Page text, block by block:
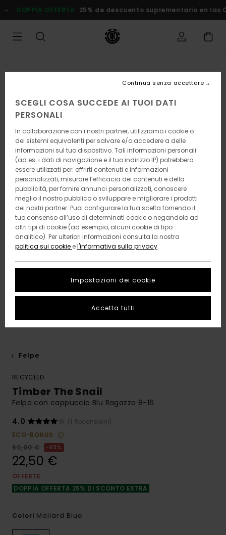
alle
informazioni
prodotto
DOPPIA OFFERTA 25% de descuento suplementario en las
Felpe
RECYCLED
Timber The Snail
Felpa con cappuccio Blu Ragazzo 8-16
4.0
(1 Recensioni)
ECO-BONUS
60,00 €
63%
22,50 €
OFFERTE
DOPPIA OFFERTA 25% DI SCONTO EXTRA
Colori Mallard Blue
SCEGLI COSA SUCCEDE AI TUOI DATI
PERSONALI
In collaborazione con i nostri partner, utilizziamo i cookie o
dei sistemi equivalenti per salvare e/o accedere a delle
informazioni sul tuo dispositivo. Tali informazioni personali
(ad es. i dati di navigazione e il tuo indirizzo IP) potrebbero
essere utilizzati per: offrirti contenuti e informazioni
personalizzati, misurare l’efficacia dei contenuti e della
pubblicità, per fornire annunci personalizzati, conoscere
meglio il nostro pubblico o sviluppare e migliorare i prodotti
dei nostri partner. Puoi configurare la tua scelta fornendo il
tuo consenso all’uso di determinati cookie o negandolo ad
altri tipi di cookie (ad esempio, alcuni cookie di tipo
analitico). Per ulteriori informazioni consulta la nostra
politica sui cookie el'informativa sulla privacy.
Impostazioni dei cookie
Continua senza accettare
Accetta tutti